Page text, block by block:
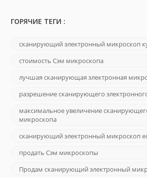
ГОРЯЧИЕ ТЕГИ :
сканирующий электронный микроскоп
стоимость Сэм микроскопа
лучшая сканирующая электронная
разрешение сканирующего
максимальное увеличение
микроскопа
сканирующий электронный микроскоп
продать Сэм микроскопы
Продам сканирующий электронный